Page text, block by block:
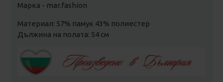
Марка - mar.fashion
Материал: 57% памук 43% полиестер
Дължина на полата: 54 см